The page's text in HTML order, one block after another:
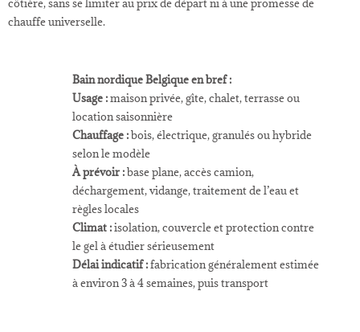
côtière, sans se limiter au prix de départ ni à une promesse de
chauffe universelle.
Bain nordique Belgique en bref :
Usage :maison privée, gîte, chalet, terrasse ou
location saisonnière
Chauffage :bois, électrique, granulés ou hybride
selon le modèle
À prévoir :base plane, accès camion,
déchargement, vidange, traitement de l’eau et
règles locales
Climat :isolation, couvercle et protection contre
le gel à étudier sérieusement
Délai indicatif :fabrication généralement estimée
à environ 3 à 4 semaines, puis transport